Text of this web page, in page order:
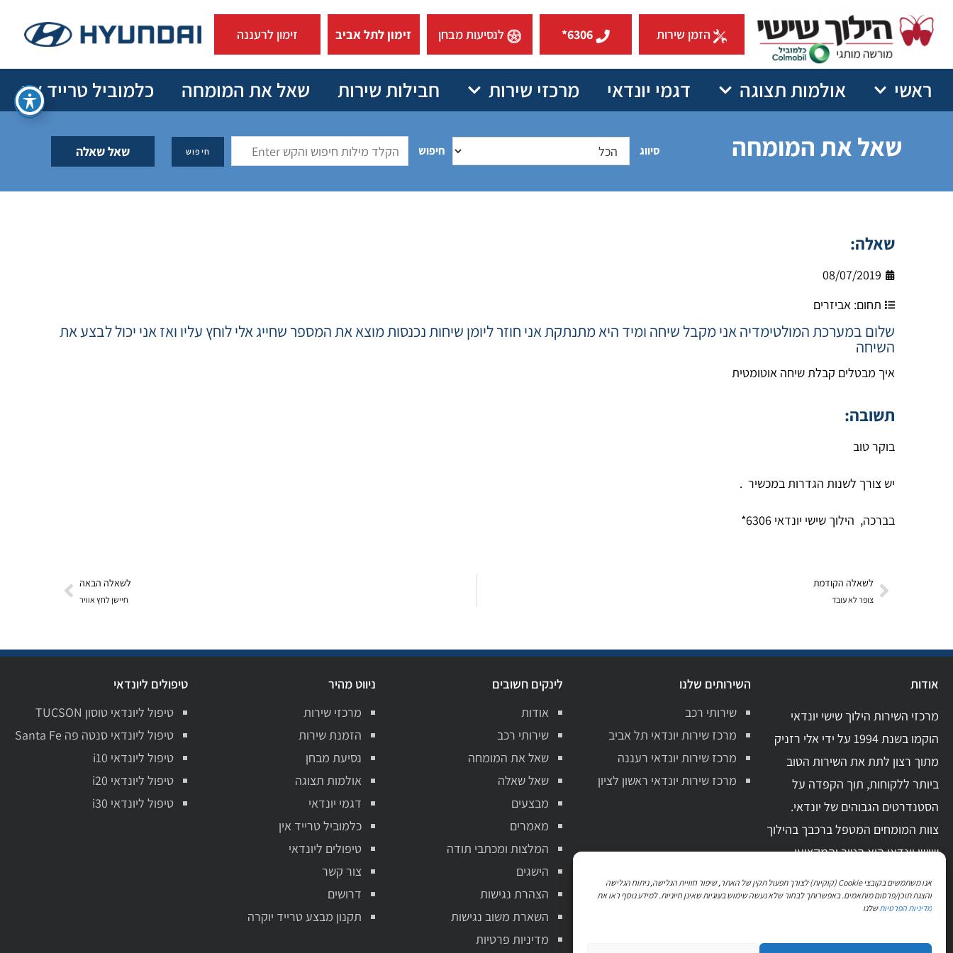
אנו משתמשים בקובצי Cookie (קוקיות) לצורך תפעול תקין של האתר, שיפור חוויית הגלישה, ניתוח הגלישה
והצגת תוכן/פרסום מותאמים. באפשרותך לבחור שלא נעשה שימוש בעוגיות שאינן חיוניות. למידע נוסף ראו את
מדיניות הפרטיותשלנו
הזמן שירות 6306* לנסיעות מבחן זימון לתל אביב זימון לרעננה
ראשי אולמות תצוגה דגמי יונדאי מרכזי שירות חבילות שירות שאל את המומחה כלמוביל טרייד אין
שאל את המומחה סיווג חיפוש שאל שאלה
שאלה:
08/07/2019
תחום: אביזרים
שלום במערכת המולטימדיה אני מקבל שיחה ומיד היא מתנתקת אני חוזר ליומן שיחות נכנסות מוצא את המספר שחייג אלי לוחץ עליו ואז אני יכול לבצע את
השיחה
איך מבטלים קבלת שיחה אוטומטית
תשובה:
בוקר טוב
יש צורך לשנות הגדרות במכשיר .
בברכה, הילוך שישי יונדאי 6306*
לשאלה הקודמת
צופר לא עובד
לשאלה הבאה
חיישן לחץ אוויר
אודות
מרכזי השירות הילוך שישי יונדאי
הוקמו בשנת 1994 על ידי אלי רזניק
מתוך רצון לתת את השירות הטוב
ביותר ללקוחות, תוך הקפדה על
הסטנדרטים הגבוהים של יונדאי.
צוות המומחים המטפל ברכבך בהילוך
שישי יונדאי הוא הטוב והמקצועי
וניסיון מעשי רב.
השירותים שלנו
שירותי רכב
מרכז שירות יונדאי תל אביב
מרכז שירות יונדאי רעננה
מרכז שירות יונדאי ראשון לציון
לינקים חשובים
אודות
שירותי רכב
שאל את המומחה
שאל שאלה
מבצעים
מאמרים
המלצות ומכתבי תודה
הישגים
הצהרת נגישות
השארת משוב נגישות
מדיניות פרטיות
ניווט מהיר
מרכזי שירות
הזמנת שירות
נסיעת מבחן
אולמות תצוגה
דגמי יונדאי
כלמוביל טרייד אין
טיפולים ליונדאי
צור קשר
דרושים
תקנון מבצע טרייד יוקרה
טיפולים ליונדאי
טיפול ליונדאי טוסון TUCSON
טיפול ליונדאי סנטה פה Santa Fe
טיפול ליונדאי i10
טיפול ליונדאי i20
טיפול ליונדאי i30